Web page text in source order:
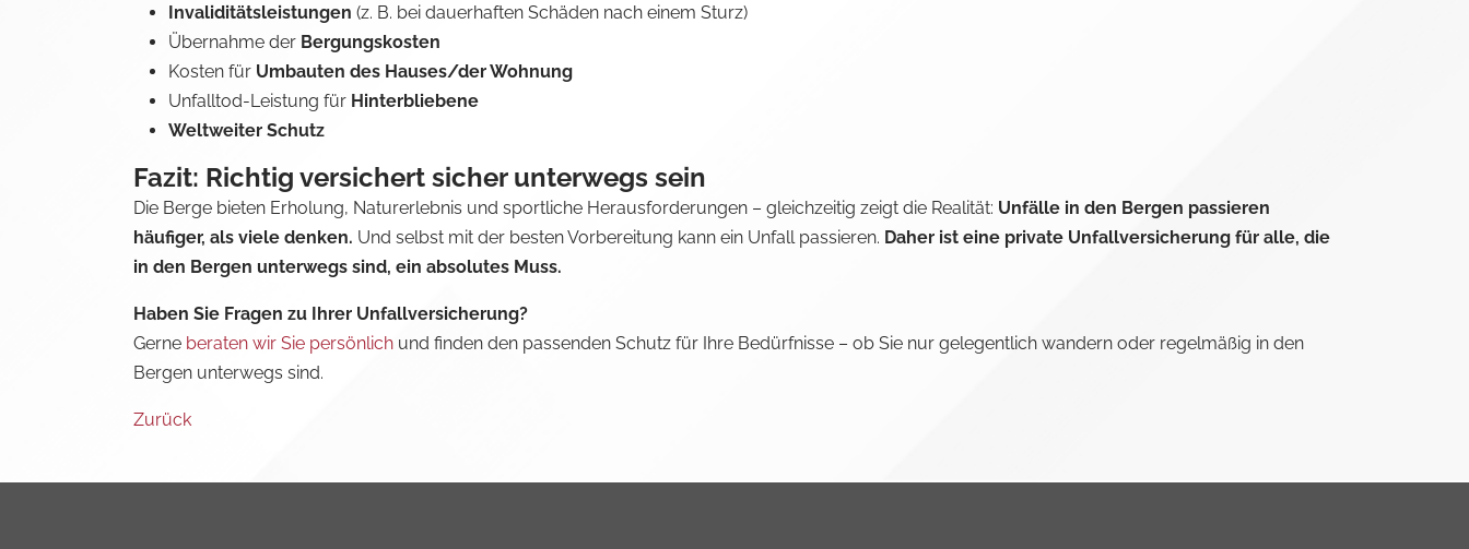
Invaliditätsleistungen (z. B. bei dauerhaften Schäden nach einem Sturz)
Übernahme der Bergungskosten
Kosten für Umbauten des Hauses/der Wohnung
Unfalltod-Leistung für Hinterbliebene
Weltweiter Schutz
Fazit: Richtig versichert sicher unterwegs sein
Die Berge bieten Erholung, Naturerlebnis und sportliche Herausforderungen – gleichzeitig zeigt die Realität: Unfälle in den Bergen passieren
häufiger, als viele denken. Und selbst mit der besten Vorbereitung kann ein Unfall passieren. Daher ist eine private Unfallversicherung für alle, die
in den Bergen unterwegs sind, ein absolutes Muss.
Haben Sie Fragen zu Ihrer Unfallversicherung?
Gerne beraten wir Sie persönlich und finden den passenden Schutz für Ihre Bedürfnisse – ob Sie nur gelegentlich wandern oder regelmäßig in den
Bergen unterwegs sind.
Zurück